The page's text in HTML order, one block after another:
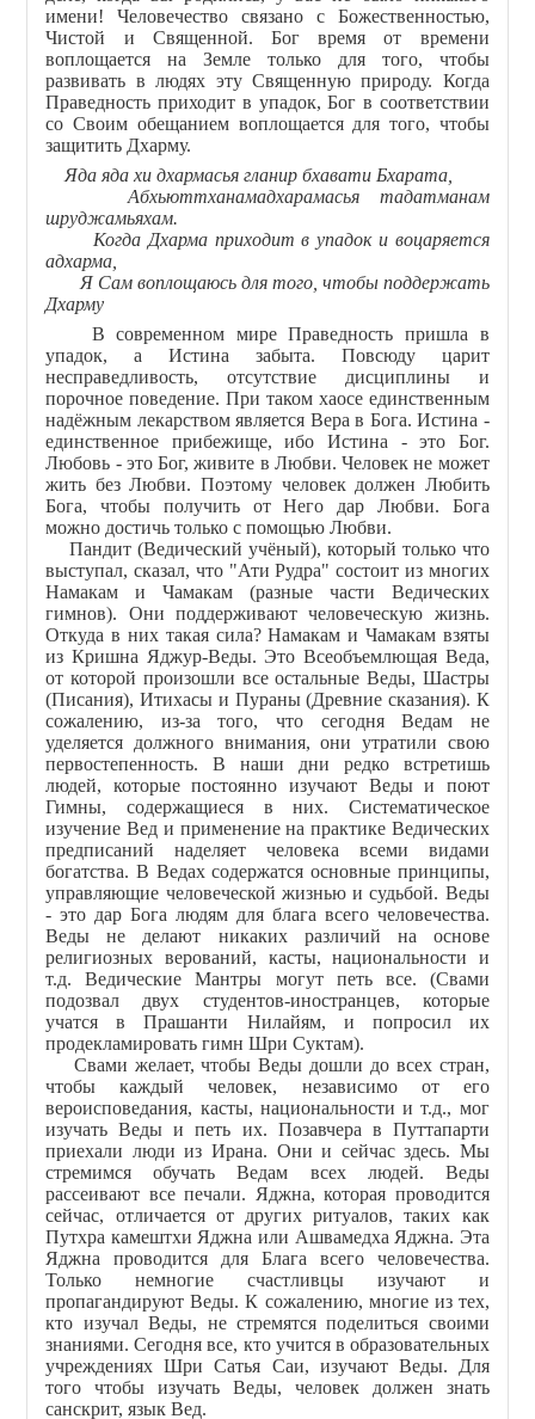
имени! Человечество связано с Божественностью,
Чистой и Священной. Бог время от времени
воплощается на Земле только для того, чтобы
развивать в людях эту Священную природу. Когда
Праведность приходит в упадок, Бог в соответствии
со Своим обещанием воплощается для того, чтобы
защитить Дхарму.
Яда яда хи дхармасья гланир бхавати Бхарата,
Абхьюттханамадхарамасья тадатманам
шруджамьяхам.
Когда Дхарма приходит в упадок и воцаряется
адхарма,
Я Сам воплощаюсь для того, чтобы поддержать
Дхарму
В современном мире Праведность пришла в
упадок, а Истина забыта. Повсюду царит
несправедливость, отсутствие дисциплины и
порочное поведение. При таком хаосе единственным
надёжным лекарством является Вера в Бога. Истина -
единственное прибежище, ибо Истина - это Бог.
Любовь - это Бог, живите в Любви. Человек не может
жить без Любви. Поэтому человек должен Любить
Бога, чтобы получить от Него дар Любви. Бога
можно достичь только с помощью Любви.
Пандит (Ведический учёный), который только что
выступал, сказал, что "Ати Рудра" состоит из многих
Намакам и Чамакам (разные части Ведических
гимнов). Они поддерживают человеческую жизнь.
Откуда в них такая сила? Намакам и Чамакам взяты
из Кришна Яджур-Веды. Это Всеобъемлющая Веда,
от которой произошли все остальные Веды, Шастры
(Писания), Итихасы и Пураны (Древние сказания). К
сожалению, из-за того, что сегодня Ведам не
уделяется должного внимания, они утратили свою
первостепенность. В наши дни редко встретишь
людей, которые постоянно изучают Веды и поют
Гимны, содержащиеся в них. Систематическое
изучение Вед и применение на практике Ведических
предписаний наделяет человека всеми видами
богатства. В Ведах содержатся основные принципы,
управляющие человеческой жизнью и судьбой. Веды
- это дар Бога людям для блага всего человечества.
Веды не делают никаких различий на основе
религиозных верований, касты, национальности и
т.д. Ведические Мантры могут петь все.
(Свами
подозвал двух студентов-иностранцев, которые
учатся в Прашанти Нилайям, и попросил их
продекламировать гимн Шри Суктам).
Свами желает, чтобы Веды дошли до всех стран,
чтобы каждый человек, независимо от его
вероисповедания, касты, национальности и т.д., мог
изучать Веды и петь их. Позавчера в Путтапарти
приехали люди из Ирана. Они и сейчас здесь. Мы
стремимся обучать Ведам всех людей. Веды
рассеивают все печали. Яджна, которая проводится
сейчас, отличается от других ритуалов, таких как
Путхра камештхи Яджна или Ашвамедха Яджна. Эта
Яджна проводится для Блага всего человечества.
Только немногие счастливцы изучают и
пропагандируют Веды. К сожалению, многие из тех,
кто изучал Веды, не стремятся поделиться своими
знаниями. Сегодня все, кто учится в образовательных
учреждениях Шри Сатья Саи, изучают Веды. Для
того чтобы изучать Веды, человек должен знать
санскрит, язык Вед.